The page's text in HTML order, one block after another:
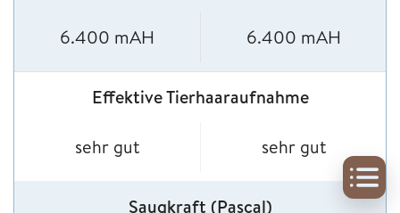
6.400 mAH 6.400 mAH
Effektive Tierhaaraufnahme
sehr gut sehr gut
Saugkraft (Pascal)